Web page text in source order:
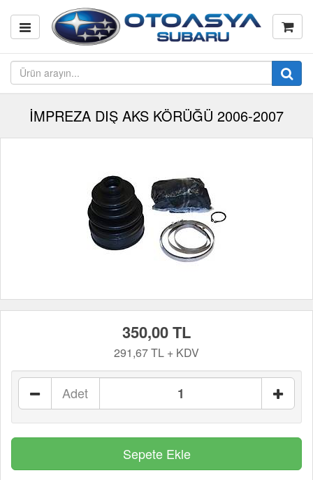
İMPREZA DIŞ AKS KÖRÜĞÜ 2006-2007
350,00 TL
291,67 TL + KDV
Adet